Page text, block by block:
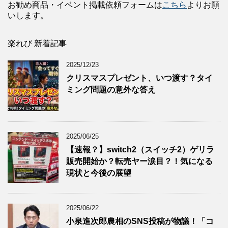
お勧め商品・イベント掲載依頼フォームはこちら よりお願
いします。
楽れび 新着記事
2025/12/23
クリスマスプレゼント、いつ渡す？タイ
ミング問題の意外な答え
2025/06/25
【速報？】switch2（スイッチ2）ゲリラ
販売開始か？転売ヤー涙目？！気になる
現状と今後の展望
2025/06/22
小泉進次郎農相のSNS投稿が物議！「コ